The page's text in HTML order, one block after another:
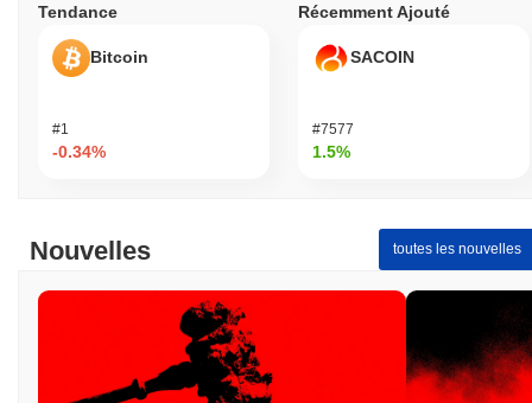
Tendance
Bitcoin
#1
-0.34%
Récemment Ajouté
SACOIN
#7577
1.5%
Nouvelles toutes les nouvelles